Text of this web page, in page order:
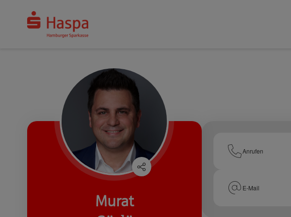
Murat
Anrufen
E-Mail